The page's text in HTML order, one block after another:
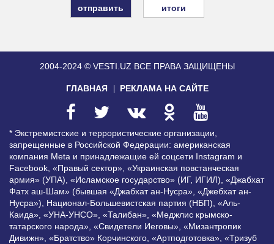
итоги
2004-2024 © VESTI.UZ ВСЕ ПРАВА ЗАЩИЩЕНЫ
ГЛАВНАЯ РЕКЛАМА НА САЙТЕ
* Экстремистские и террористические организации,
запрещенные в Российской Федерации: американская
компания Meta и принадлежащие ей соцсети Instagram и
Facebook, «Правый сектор», «Украинская повстанческая
армия» (УПА), «Исламское государство» (ИГ, ИГИЛ), «Джабхат
Фатх аш-Шам» (бывшая «Джабхат ан-Нусра», «Джебхат ан-
Нусра»), Национал-Большевистская партия (НБП), «Аль-
Каида», «УНА-УНСО», «Талибан», «Меджлис крымско-
татарского народа», «Свидетели Иеговы», «Мизантропик
Дивижн», «Братство» Корчинского, «Артподготовка», «Тризуб